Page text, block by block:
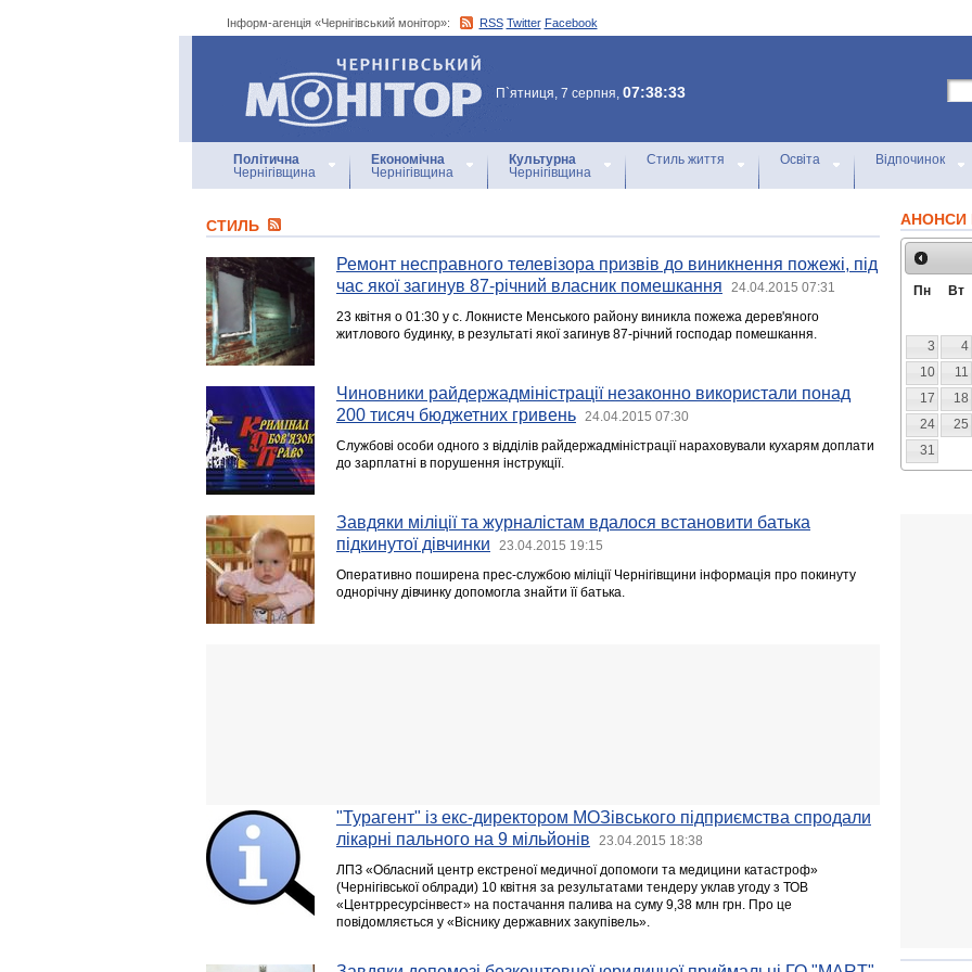
Інформ-агенція «Чернігівський монітор»: RSS Twitter Facebook
Інформ-агенція
«Чернігівський монітор»
П`ятниця, 7 серпня, 07:38:33
Політична
Чернігівщина
Економічна
Чернігівщина
Культурна
Чернігівщина
Стиль життя Освіта Відпочинок
СТИЛЬ
Ремонт несправного телевізора призвів до виникнення пожежі, під
час якої загинув 87-річний власник помешкання
24.04.2015 07:31
23 квітня о 01:30 у с. Локнисте Менського району виникла пожежа дерев'яного
житлового будинку, в результаті якої загинув 87-річний господар помешкання.
Чиновники райдержадміністрації незаконно використали понад
200 тисяч бюджетних гривень
24.04.2015 07:30
Службові особи одного з відділів райдержадміністрації нараховували кухарям доплати
до зарплатні в порушення інструкції.
Завдяки міліції та журналістам вдалося встановити батька
підкинутої дівчинки
23.04.2015 19:15
Оперативно поширена прес-службою міліції Чернігівщини інформація про покинуту
однорічну дівчинку допомогла знайти її батька.
"Турагент" із екс-директором МОЗівського підприємства спродали
лікарні пального на 9 мільйонів
23.04.2015 18:38
ЛПЗ «Обласний центр екстреної медичної допомоги та медицини катастроф»
(Чернігівської облради) 10 квітня за результатами тендеру уклав угоду з ТОВ
«Центрресурсінвест» на постачання палива на суму 9,38 млн грн. Про це
повідомляється у «Віснику державних закупівель».
АНОНСИ
Пн Вт
3
4
10
11
17
18
24
25
31